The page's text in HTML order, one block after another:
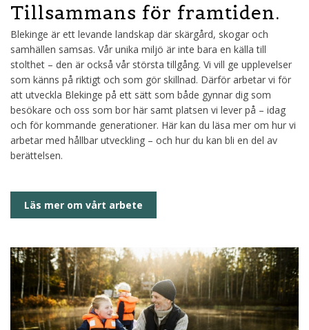
Tillsammans för framtiden.
Blekinge är ett levande landskap där skärgård, skogar och
samhällen samsas. Vår unika miljö är inte bara en källa till
stolthet – den är också vår största tillgång. Vi vill ge upplevelser
som känns på riktigt och som gör skillnad. Därför arbetar vi för
att utveckla Blekinge på ett sätt som både gynnar dig som
besökare och oss som bor här samt platsen vi lever på – idag
och för kommande generationer. Här kan du läsa mer om hur vi
arbetar med hållbar utveckling – och hur du kan bli en del av
berättelsen.
Läs mer om vårt arbete